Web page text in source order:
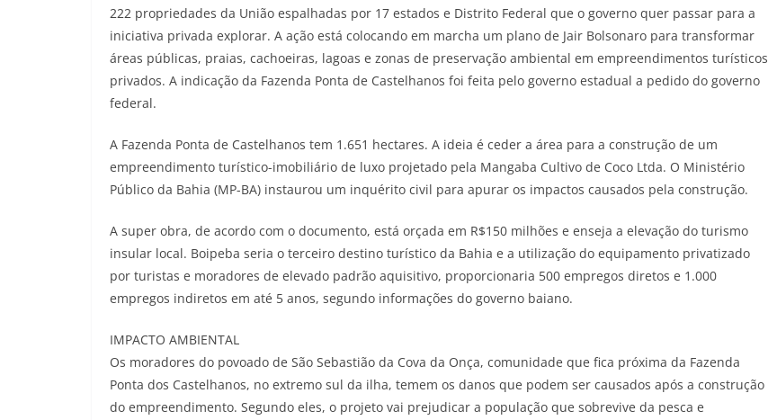
222 propriedades da União espalhadas por 17 estados e Distrito Federal que o governo quer passar para a
iniciativa privada explorar. A ação está colocando em marcha um plano de Jair Bolsonaro para transformar
áreas públicas, praias, cachoeiras, lagoas e zonas de preservação ambiental em empreendimentos turísticos
privados. A indicação da Fazenda Ponta de Castelhanos foi feita pelo governo estadual a pedido do governo
federal.
A Fazenda Ponta de Castelhanos tem 1.651 hectares. A ideia é ceder a área para a construção de um
empreendimento turístico-imobiliário de luxo projetado pela Mangaba Cultivo de Coco Ltda. O Ministério
Público da Bahia (MP-BA) instaurou um inquérito civil para apurar os impactos causados pela construção.
A super obra, de acordo com o documento, está orçada em R$150 milhões e enseja a elevação do turismo
insular local. Boipeba seria o terceiro destino turístico da Bahia e a utilização do equipamento privatizado
por turistas e moradores de elevado padrão aquisitivo, proporcionaria 500 empregos diretos e 1.000
empregos indiretos em até 5 anos, segundo informações do governo baiano.
IMPACTO AMBIENTAL
Os moradores do povoado de São Sebastião da Cova da Onça, comunidade que fica próxima da Fazenda
Ponta dos Castelhanos, no extremo sul da ilha, temem os danos que podem ser causados após a construção
do empreendimento. Segundo eles, o projeto vai prejudicar a população que sobrevive da pesca e